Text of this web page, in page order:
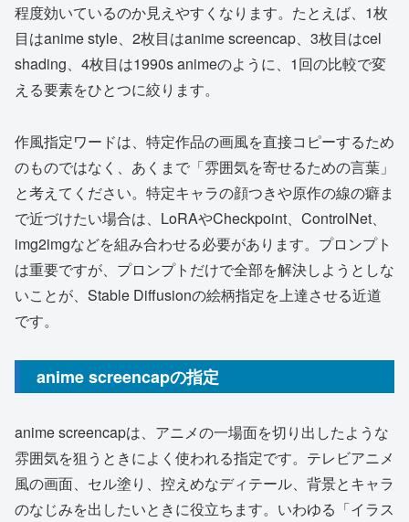
程度効いているのか見えやすくなります。たとえば、1枚
目はanime style、2枚目はanime screencap、3枚目はcel
shading、4枚目は1990s animeのように、1回の比較で変
える要素をひとつに絞ります。
作風指定ワードは、特定作品の画風を直接コピーするため
のものではなく、あくまで「雰囲気を寄せるための言葉」
と考えてください。特定キャラの顔つきや原作の線の癖ま
で近づけたい場合は、LoRAやCheckpoint、ControlNet、
img2imgなどを組み合わせる必要があります。プロンプト
は重要ですが、プロンプトだけで全部を解決しようとしな
いことが、Stable Diffusionの絵柄指定を上達させる近道
です。
anime screencapの指定
anime screencapは、アニメの一場面を切り出したような
雰囲気を狙うときによく使われる指定です。テレビアニメ
風の画面、セル塗り、控えめなディテール、背景とキャラ
のなじみを出したいときに役立ちます。いわゆる「イラス